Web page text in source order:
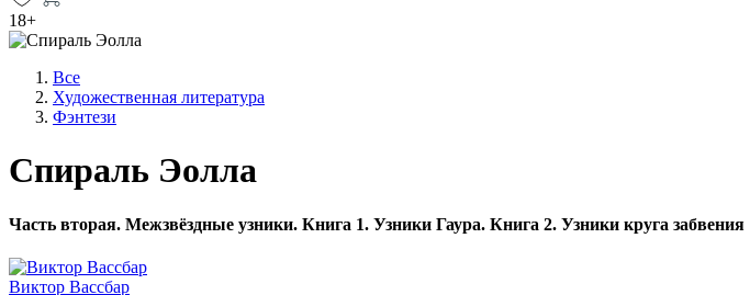
18+
Все
Художественная литература
Фэнтези
Спираль Эолла
Часть вторая. Межзвёздные узники. Книга 1. Узники Гаура. Книга 2. Узники круга забвения
Виктор Вассбар